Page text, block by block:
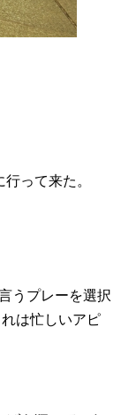
って来た。
うプレーを選択
は忙しいアピ